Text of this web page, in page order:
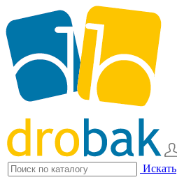
Искать